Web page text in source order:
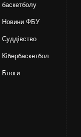
баскетболу
Новини ФБУ
Суддівство
Кібербаскетбол
Блоги